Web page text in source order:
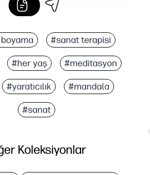
#sanat terapisi
#her yaş #meditasyon
#yaratıcılık #mandala
#sanat
Koleksiyonlar